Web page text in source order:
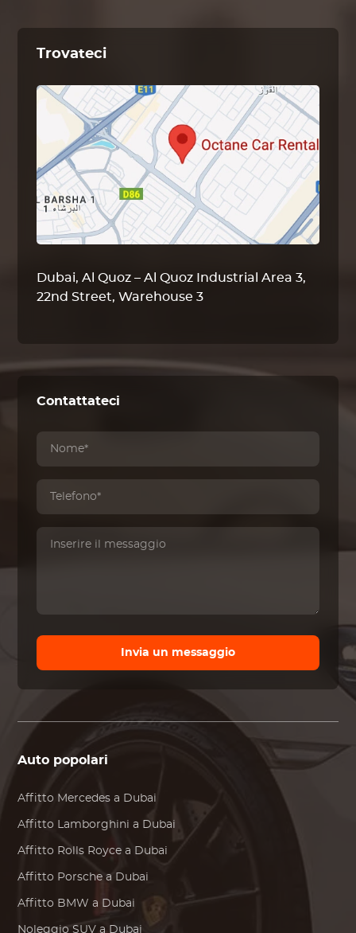
Trovateci
Dubai, Al Quoz – Al Quoz Industrial Area 3,
22nd Street, Warehouse 3
Contattateci
Invia un messaggio
Auto popolari
Affitto Mercedes a Dubai
Affitto Lamborghini a Dubai
Affitto Rolls Royce a Dubai
Affitto Porsche a Dubai
Affitto BMW a Dubai
Noleggio SUV a Dubai